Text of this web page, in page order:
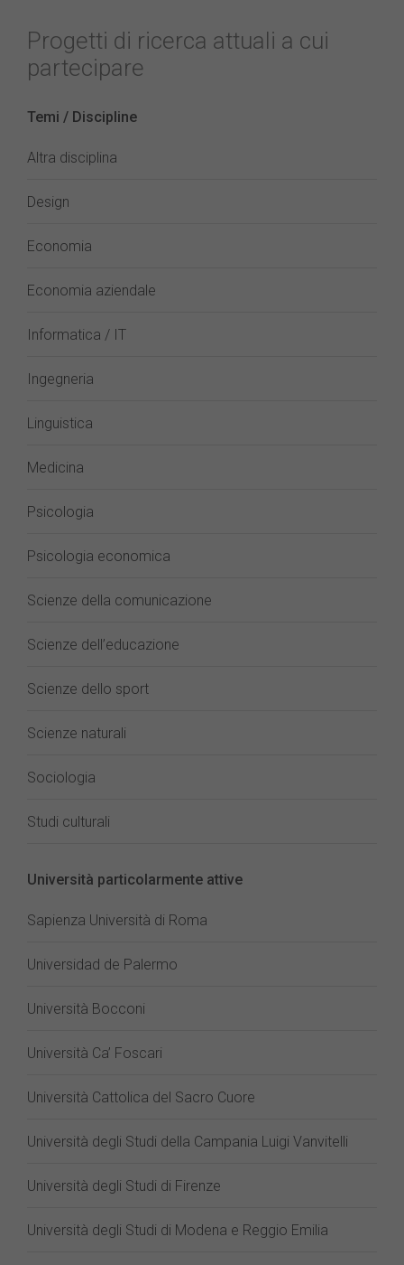
Progetti di ricerca attuali a cui
partecipare
Temi / Discipline
Altra disciplina
Design
Economia
Economia aziendale
Informatica / IT
Ingegneria
Linguistica
Medicina
Psicologia
Psicologia economica
Scienze della comunicazione
Scienze dell’educazione
Scienze dello sport
Scienze naturali
Sociologia
Studi culturali
Università particolarmente attive
Sapienza Università di Roma
Universidad de Palermo
Università Bocconi
Università Ca’ Foscari
Università Cattolica del Sacro Cuore
Università degli Studi della Campania Luigi Vanvitelli
Università degli Studi di Firenze
Università degli Studi di Modena e Reggio Emilia